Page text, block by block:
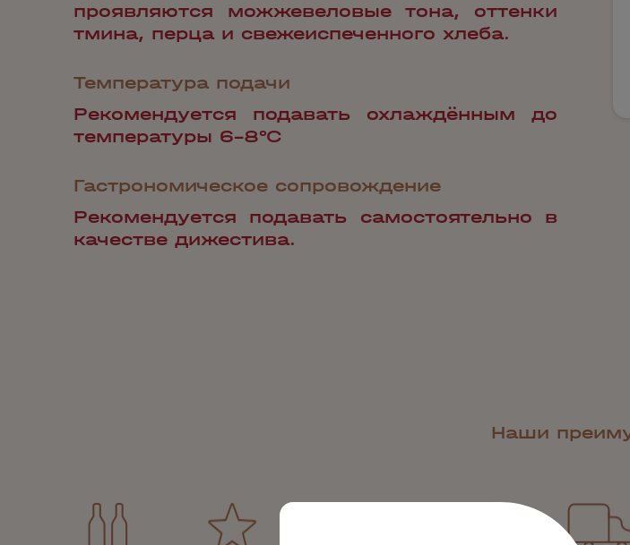
проявляются можжевеловые тона, оттенки
тмина, перца и свежеиспеченного хлеба.
Температура подачи
Рекомендуется подавать охлаждённым до
температуры 6-8°С
Гастрономическое сопровождение
Рекомендуется подавать самостоятельно в
качестве дижестива.
Наши